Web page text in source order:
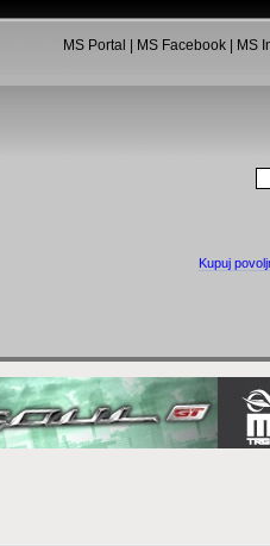
MS Portal MS Facebook| MS
Kupuj